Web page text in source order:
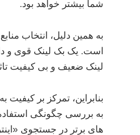
شما بیشتر خواهد بود.
به همین دلیل، انتخاب
است. یک بک لینک قوی و
لینک ضعیف و بی کیفیت
بنابراین، تمرکز بر
به بررسی چگونگی
های برتر در جستجوی